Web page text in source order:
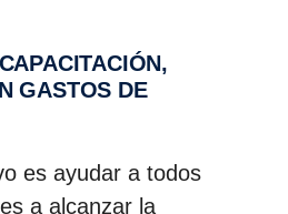
GASTOS DE
es ayudar a todos
a alcanzar la